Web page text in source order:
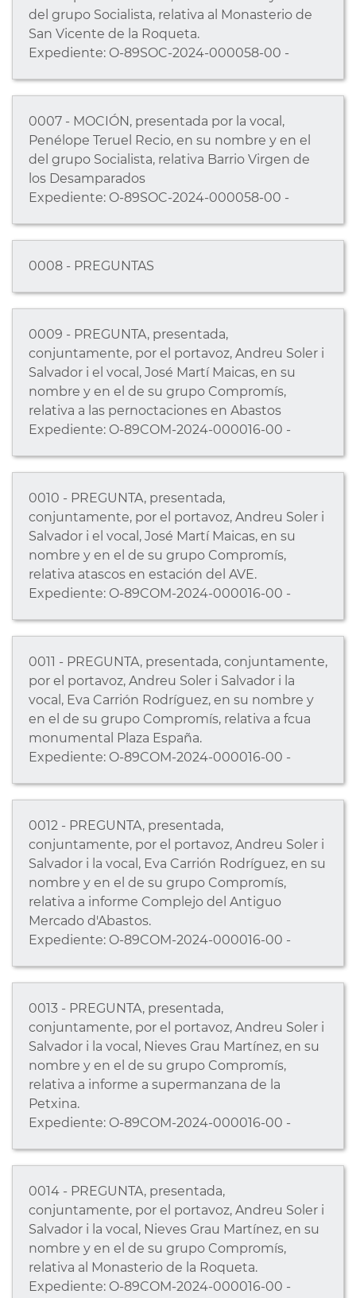
del grupo Socialista, relativa al Monasterio de
San Vicente de la Roqueta.
Expediente: O-89SOC-2024-000058-00 -
0007 - MOCIÓN, presentada por la vocal,
Penélope Teruel Recio, en su nombre y en el
del grupo Socialista, relativa Barrio Virgen de
los Desamparados
Expediente: O-89SOC-2024-000058-00 -
0008 - PREGUNTAS
0009 - PREGUNTA, presentada,
conjuntamente, por el portavoz, Andreu Soler i
Salvador i el vocal, José Martí Maicas, en su
nombre y en el de su grupo Compromís,
relativa a las pernoctaciones en Abastos
Expediente: O-89COM-2024-000016-00 -
0010 - PREGUNTA, presentada,
conjuntamente, por el portavoz, Andreu Soler i
Salvador i el vocal, José Martí Maicas, en su
nombre y en el de su grupo Compromís,
relativa atascos en estación del AVE.
Expediente: O-89COM-2024-000016-00 -
0011 - PREGUNTA, presentada, conjuntamente,
por el portavoz, Andreu Soler i Salvador i la
vocal, Eva Carrión Rodríguez, en su nombre y
en el de su grupo Compromís, relativa a fcua
monumental Plaza España.
Expediente: O-89COM-2024-000016-00 -
0012 - PREGUNTA, presentada,
conjuntamente, por el portavoz, Andreu Soler i
Salvador i la vocal, Eva Carrión Rodríguez, en su
nombre y en el de su grupo Compromís,
relativa a informe Complejo del Antiguo
Mercado d'Abastos.
Expediente: O-89COM-2024-000016-00 -
0013 - PREGUNTA, presentada,
conjuntamente, por el portavoz, Andreu Soler i
Salvador i la vocal, Nieves Grau Martínez, en su
nombre y en el de su grupo Compromís,
relativa a informe a supermanzana de la
Petxina.
Expediente: O-89COM-2024-000016-00 -
0014 - PREGUNTA, presentada,
conjuntamente, por el portavoz, Andreu Soler i
Salvador i la vocal, Nieves Grau Martínez, en su
nombre y en el de su grupo Compromís,
relativa al Monasterio de la Roqueta.
Expediente: O-89COM-2024-000016-00 -